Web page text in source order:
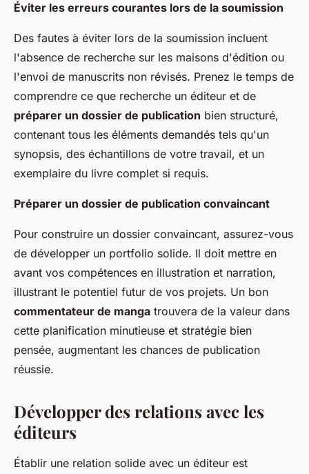
Éviter les erreurs courantes lors de la soumission
Des fautes à éviter lors de la soumission incluent
l'absence de recherche sur les maisons d'édition ou
l'envoi de manuscrits non révisés. Prenez le temps de
comprendre ce que recherche un éditeur et de
préparer un dossier de publication bien structuré,
contenant tous les éléments demandés tels qu'un
synopsis, des échantillons de votre travail, et un
exemplaire du livre complet si requis.
Préparer un dossier de publication convaincant
Pour construire un dossier convaincant, assurez-vous
de développer un portfolio solide. Il doit mettre en
avant vos compétences en illustration et narration,
illustrant le potentiel futur de vos projets. Un bon
commentateur de manga trouvera de la valeur dans
cette planification minutieuse et stratégie bien
pensée, augmentant les chances de publication
réussie.
Développer des relations avec les
éditeurs
Établir une relation solide avec un éditeur est